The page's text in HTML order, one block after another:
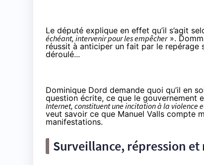
Le député explique en effet qu’il s’agit
échéant, intervenir pour les empêcher».
réussit à anticiper un fait par le repérage
déroulé...
Dominique Dord demande quoi qu’il en
question écrite, ce que le gouvernement
Internet, constituent une incitation à la violence
veut savoir ce que Manuel Valls compte
manifestations.
Surveillance, répression